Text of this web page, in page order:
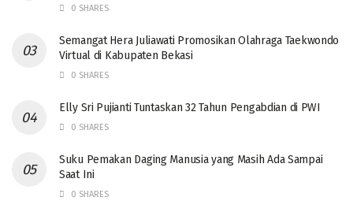
0 SHARES
Semangat Hera Juliawati Promosikan Olahraga Taekwondo
Virtual di Kabupaten Bekasi
0 SHARES
Elly Sri Pujianti Tuntaskan 32 Tahun Pengabdian di PWI
0 SHARES
‎Suku Pemakan Daging Manusia yang Masih Ada Sampai
Saat Ini
0 SHARES